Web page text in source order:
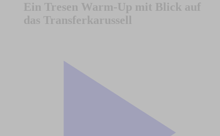
Ein Tresen Warm-Up mit Blick auf
das Transferkarussell